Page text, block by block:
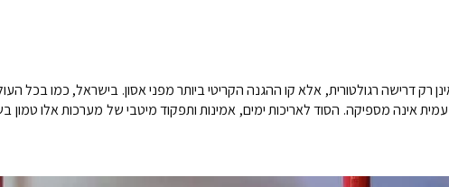
רק דרישה רגולטורית, אלא קו ההגנה הקריטי ביותר מפני אסון. בישראל, כמו בכל
אינה מספיקה. הסוד לאריכות ימים, אמינות ותפקוד מיטבי של מערכות אלו טמון